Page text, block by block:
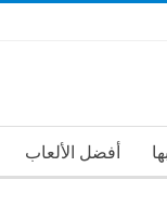
أفضل الألعاب